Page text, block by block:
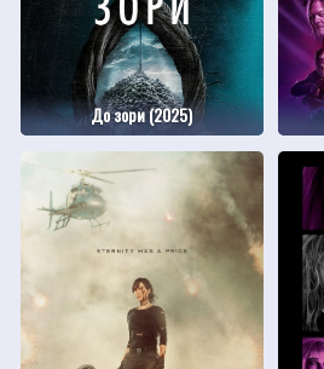
До зори (2025)